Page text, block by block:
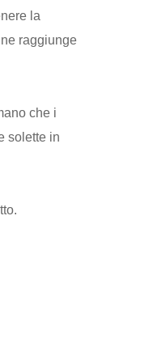
la
raggiunge
che i
solette in